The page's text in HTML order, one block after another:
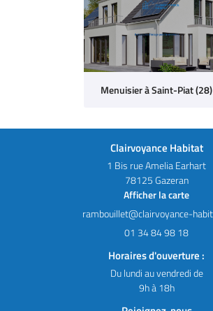
Menuisier à Saint-Piat (28)
Clairvoyance Habitat
1 Bis rue Amelia Earhart
78125 Gazeran
Afficher la carte
01 34 84 98 18
Horaires d'ouverture :
Du lundi au vendredi de
9h à 18h